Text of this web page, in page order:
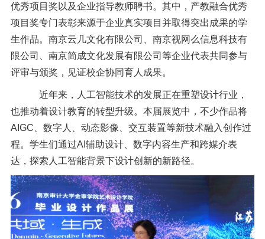
优秀项目奖以及企业指导教师聘书。其中，产教融合优秀
项目奖专门表彰来源于企业真实项目并取得突出成果的学
生作品。南京云几文化有限公司、南京视网么信息科技有
限公司、南京简成文化发展有限公司等企业代表共同参与
评审与颁奖，见证校企协同育人成果。
近年来，人工智能技术的发展正在重塑设计行业，
也推动着设计教育的转型升级。本届展览中，不少作品将
AIGC、数字人、动态影像、交互装置等新技术融入创作过
程。学生们通过AI辅助设计、数字内容生产和跨媒介表
达，探索人工智能背景下设计创新的新路径。